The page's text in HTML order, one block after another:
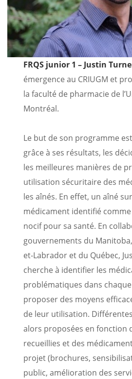
FRQS junior 1 – Justin
émergence au CRIUGM et
la faculté de pharmacie de
Montréal.
Le but de son programme
grâce à ses résultats, les
les meilleures manières de
utilisation sécuritaire des
les aînés. En effet, un aîné
médicament identifié
nocif pour sa santé. En
gouvernements du
et-Labrador et du Québec,
cherche à identifier les
problématiques dans
proposer des moyens
de leur utilisation.
alors proposées en fonction
recueillies et des
projet (brochures,
public, amélioration des